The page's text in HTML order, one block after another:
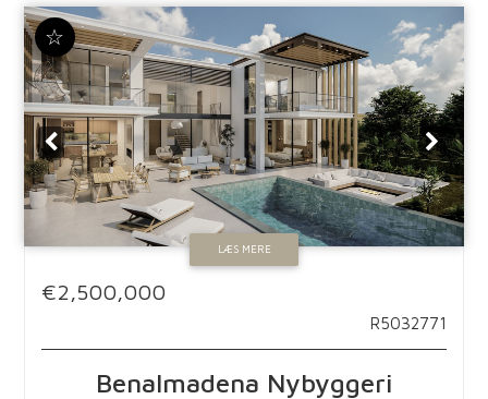
☆
LÆS MERE
€2,500,000
R5032771
Benalmadena Nybyggeri